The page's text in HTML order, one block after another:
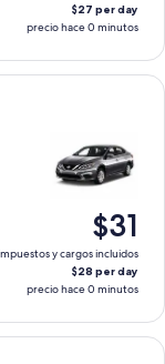
$27 per day
precio hace 0 minutos
$31
y cargos incluidos
$28 per day
precio hace 0 minutos